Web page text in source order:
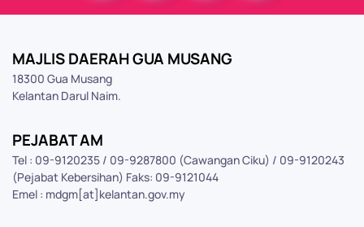
MAJLIS DAERAH GUA MUSANG
18300 Gua Musang
Kelantan Darul Naim.
PEJABAT AM
Tel : 09-9120235 / 09-9287800 (Cawangan Ciku) / 09-9120243
(Pejabat Kebersihan) Faks: 09-9121044
Emel : mdgm[at]kelantan.gov.my